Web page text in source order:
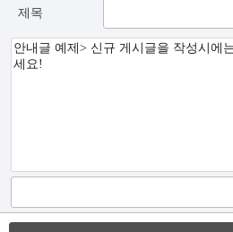
제목